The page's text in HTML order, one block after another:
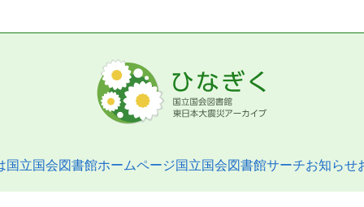
国立国会図書館ホームページ国立国会図書館サーチお知らせ